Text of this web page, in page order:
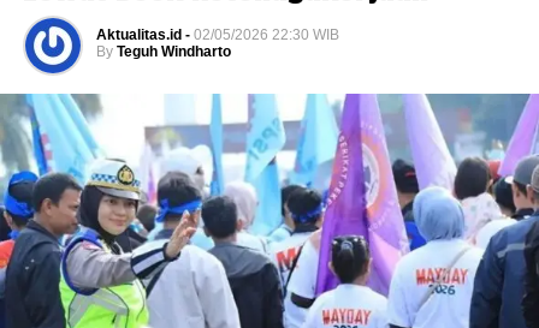
Aktualitas.id - 02/05/2026 22:30 WIB
By Teguh Windharto